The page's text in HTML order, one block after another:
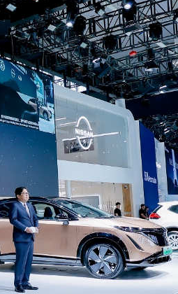
Subscription Plans
My account